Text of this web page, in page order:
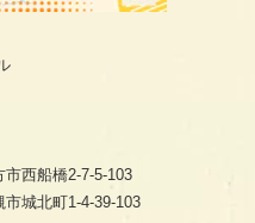
市西船橋2-7-5-103
市城北町1-4-39-103